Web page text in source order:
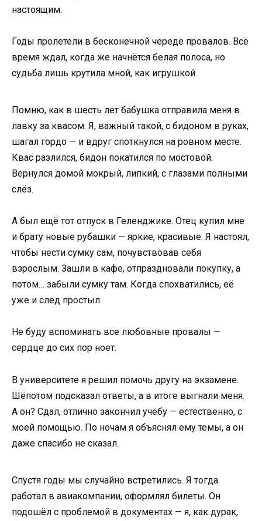
настоящим.
Годы пролетели в бесконечной череде провалов. Всё
время ждал, когда же начнётся белая полоса, но
судьба лишь крутила мной, как игрушкой.
Помню, как в шесть лет бабушка отправила меня в
лавку за квасом. Я, важный такой, с бидоном в руках,
шагал гордо — и вдруг споткнулся на ровном месте.
Квас разлился, бидон покатился по мостовой.
Вернулся домой мокрый, липкий, с глазами полными
слёз.
А был ещё тот отпуск в Геленджике. Отец купил мне
и брату новые рубашки — яркие, красивые. Я настоял,
чтобы нести сумку сам, почувствовав себя
взрослым. Зашли в кафе, отпраздновали покупку, а
потом… забыли сумку там. Когда спохватились, её
уже и след простыл.
Не буду вспоминать все любовные провалы —
сердце до сих пор ноет.
В университете я решил помочь другу на экзамене.
Шёпотом подсказал ответы, а в итоге выгнали меня.
А он? Сдал, отлично закончил учёбу — естественно, с
моей помощью. По ночам я объяснял ему темы, а он
даже спасибо не сказал.
Спустя годы мы случайно встретились. Я тогда
работал в авиакомпании, оформлял билеты. Он
подошёл с проблемой в документах — я, как дурак,